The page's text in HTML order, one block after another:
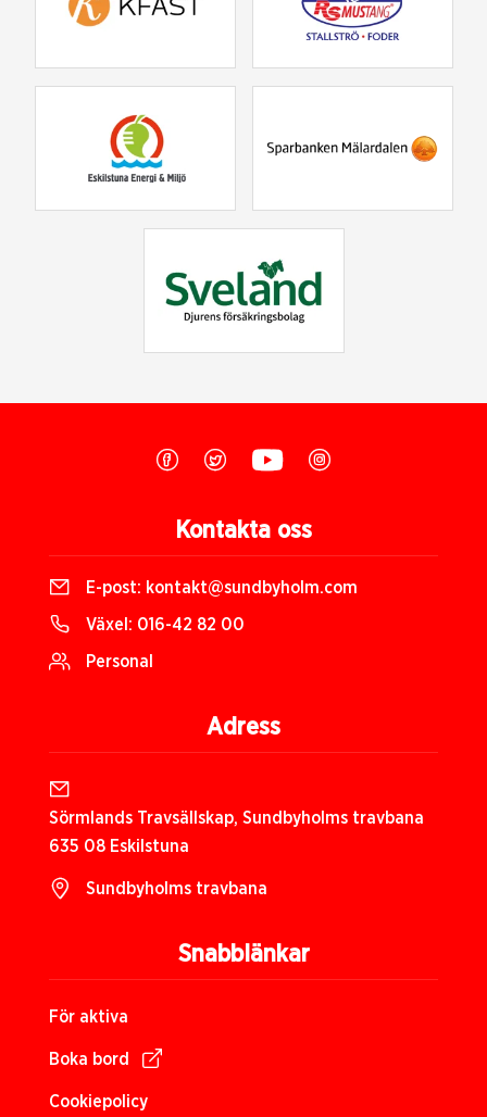
Snabblänkar
För aktiva
Boka bord
Cookiepolicy
Kontakta oss
E-post: kontakt@sundbyholm.com
Växel: 016-42 82 00
Personal
Adress
Sörmlands Travsällskap, Sundbyholms travbana
635 08 Eskilstuna
Sundbyholms travbana